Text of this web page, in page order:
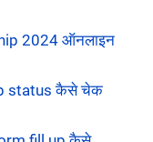
2024 ऑनलाइन
status कैसे चेक